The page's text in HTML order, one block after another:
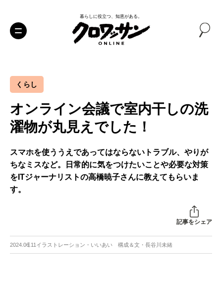
暮らしに役立つ、知恵がある。
くらし
オンライン会議で室内干しの洗
濯物が丸見えでした！
スマホを使ううえであってはならないトラブル、やりが
ちなミスなど。日常的に気をつけたいことや必要な対策
をITジャーナリストの高橋暁子さんに教えてもらいま
す。
記事をシェア
2024.06.11 イラストレーション・いいあい 構成＆文・長谷川未緒